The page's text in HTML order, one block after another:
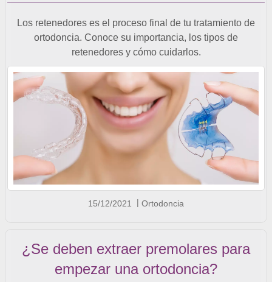
Los retenedores es el proceso final de tu tratamiento de
ortodoncia. Conoce su importancia, los tipos de
retenedores y cómo cuidarlos.
15/12/2021 Ortodoncia
¿Se deben extraer premolares para
empezar una ortodoncia?